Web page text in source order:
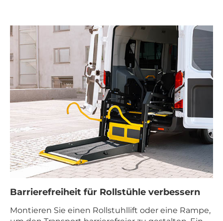
Barrierefreiheit für Rollstühle verbessern
Montieren Sie einen Rollstuhllift oder eine Rampe,